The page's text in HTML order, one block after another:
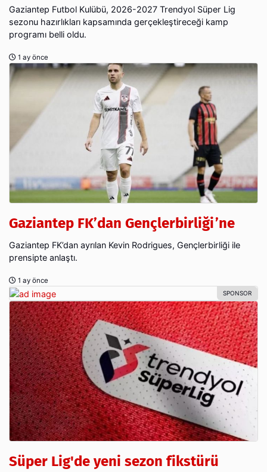
Gaziantep Futbol Kulübü, 2026-2027 Trendyol Süper Lig
sezonu hazırlıkları kapsamında gerçekleştireceği kamp
programı belli oldu.
1 ay önce
Gaziantep FK’dan Gençlerbirliği’ne
Gaziantep FK’dan ayrılan Kevin Rodrigues, Gençlerbirliği ile
prensipte anlaştı.
1 ay önce
Süper Lig'de yeni sezon fikstürü